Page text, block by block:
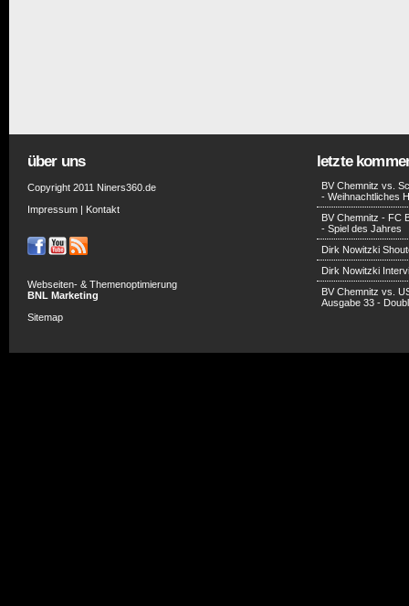
über uns
Copyright 2011 Niners360.de
Impressum | Kontakt
Webseiten- & Themenoptimierung
BNL Marketing
Sitemap
letzte
BV Chemnitz vs.
- Weihnachtliches
BV Chemnitz - FC
- Spiel des Jahres
Dirk Nowitzki
Dirk Nowitzki
BV Chemnitz vs.
Ausgabe 33 -